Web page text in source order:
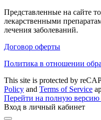
Представленные на сайте
лекарственными
лечения заболеваний.
Договор оферты
Политика в отношении
This site is protected by
Policy and Terms of Service
Перейти на полную версию
Вход в личный кабинет